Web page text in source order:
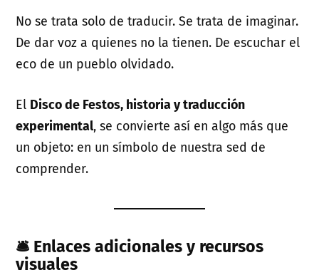
No se trata solo de traducir. Se trata de imaginar.
De dar voz a quienes no la tienen. De escuchar el
eco de un pueblo olvidado.
El Disco de Festos, historia y traducción
experimental, se convierte así en algo más que
un objeto: en un símbolo de nuestra sed de
comprender.
🛎 Enlaces adicionales y recursos
visuales